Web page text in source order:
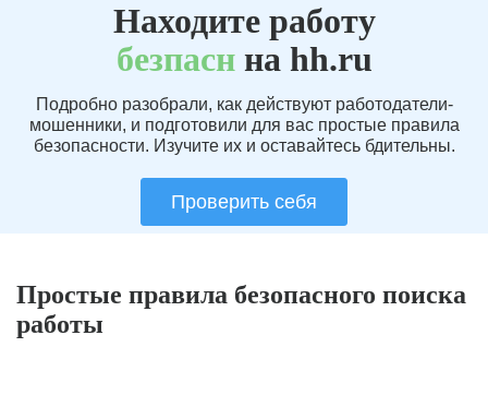
Находите работу
безпаснна hh.ru
Подробно разобрали, как действуют работодатели-
мошенники, и подготовили для вас простые правила
безопасности. Изучите их и оставайтесь бдительны.
Проверить себя
Простые правила безопасного поиска
работы